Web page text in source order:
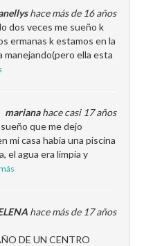
hace más de 16 años
dos veces me sueño k
ermanas k estamos en la
manejando(pero ella esta
marianahace casi 17 años
que me dejo
mi casa habia una piscina
el agua era limpia y
hace más de 17 años
DE UN CENTRO